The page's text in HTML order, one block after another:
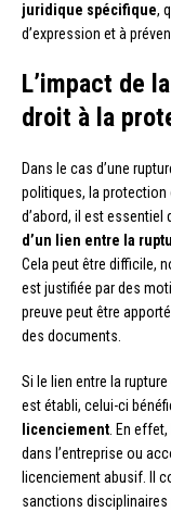
juridique spécifique,
d’expression et à
L’impact de
droit à la
Dans le cas d’une
politiques, la protection
d’abord, il est essentiel
d’un lien entre la
Cela peut être difficile,
est justifiée par des
preuve peut être
des documents.
Si le lien entre la
est établi, celui-ci
licenciement . En
dans l’entreprise ou
licenciement abusif. Il
sanctions